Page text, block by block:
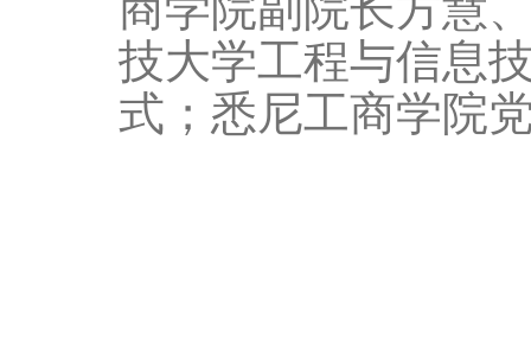
技大学工程与信息
式；悉尼工商学院